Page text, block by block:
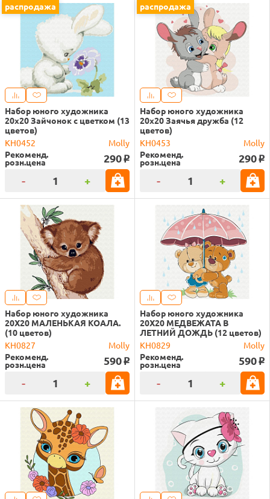
распродажа
Набор юного художника
20х20 Зайчонок с цветком (13
цветов)
KH0452
Molly
Рекоменд.
розн.цена 290 o
- +
распродажа
Набор юного художника
20х20 Заячья дружба (12
цветов)
KH0453
Molly
Рекоменд.
розн.цена 290 o
- +
Набор юного художника
20Х20 МАЛЕНЬКАЯ КОАЛА.
(10 цветов)
KH0827
Molly
Рекоменд.
розн.цена 590 o
- +
Набор юного художника
20Х20 МЕДВЕЖАТА В
ЛЕТНИЙ ДОЖДЬ (12 цветов)
KH0829
Molly
Рекоменд.
розн.цена 590 o
- +